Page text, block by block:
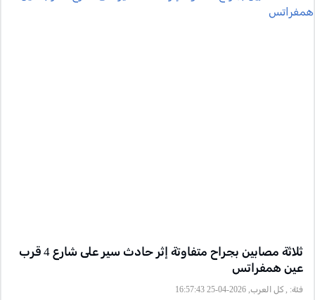
ثلاثة مصابين بجراح متفاوتة إثر حادث سير على شارع 4 قرب
عين همفراتس
فئة: , كل العرب, 2026-04-25 16:57:43